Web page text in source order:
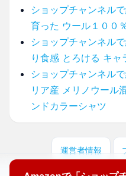
ショップチャンネル
育った ウール１００
ショップチャンネル
り食感 とろける キャ
ショップチャンネル
リア産 メリノウール
ンドカラーシャツ
運営者情報